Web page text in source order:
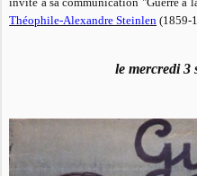
Théophile-Alexandre Steinlen (1859-
le mercredi 3